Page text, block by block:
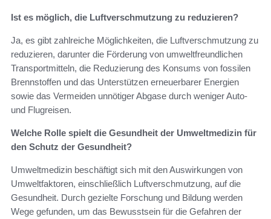
Ist es möglich, die Luftverschmutzung zu reduzieren?
Ja, es gibt zahlreiche Möglichkeiten, die Luftverschmutzung zu
reduzieren, darunter die Förderung von umweltfreundlichen
Transportmitteln, die Reduzierung des Konsums von fossilen
Brennstoffen und das Unterstützen erneuerbarer Energien
sowie das Vermeiden unnötiger Abgase durch weniger Auto-
und Flugreisen.
Welche Rolle spielt die Gesundheit der Umweltmedizin für
den Schutz der Gesundheit?
Umweltmedizin beschäftigt sich mit den Auswirkungen von
Umweltfaktoren, einschließlich Luftverschmutzung, auf die
Gesundheit. Durch gezielte Forschung und Bildung werden
Wege gefunden, um das Bewusstsein für die Gefahren der